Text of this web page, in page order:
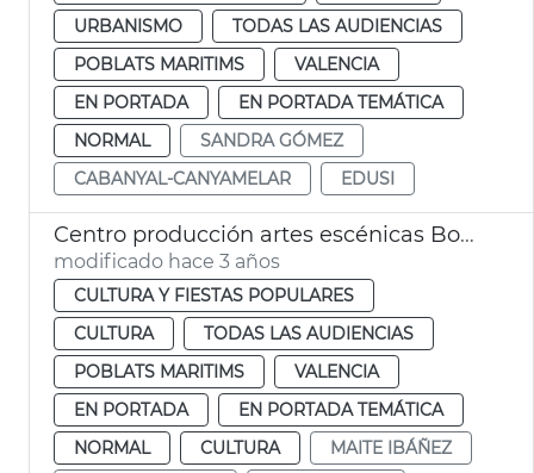
URBANISMO
TODAS LAS AUDIENCIAS
POBLATS MARITIMS
VALENCIA
EN PORTADA
EN PORTADA TEMÁTICA
NORMAL
SANDRA GÓMEZ
CABANYAL-CANYAMELAR
EDUSI
Centro producción artes escénicas Bombalino
modificado hace 3 años
CULTURA Y FIESTAS POPULARES
CULTURA
TODAS LAS AUDIENCIAS
POBLATS MARITIMS
VALENCIA
EN PORTADA
EN PORTADA TEMÁTICA
NORMAL
CULTURA
MAITE IBÁÑEZ